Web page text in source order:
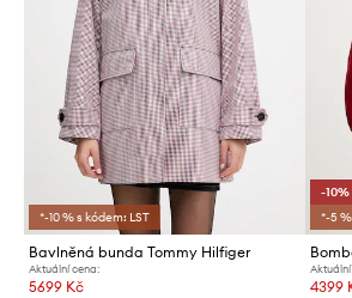
*-10 % s kódem: LST
Bavlněná bunda Tommy Hilfiger
Aktuální cena:
5699 Kč
-10%
*-5
4399